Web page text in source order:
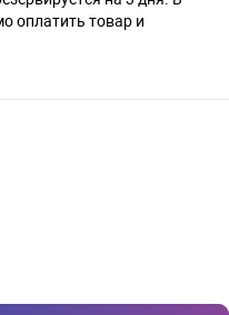
оплатить товар и